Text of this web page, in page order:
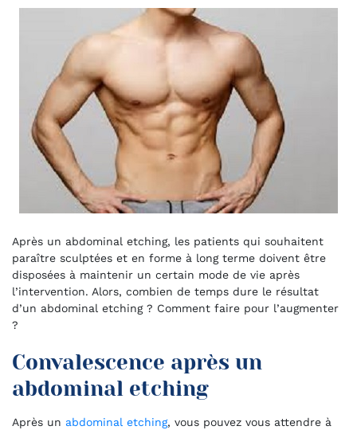
Après un abdominal etching, les patients qui souhaitent
paraître sculptées et en forme à long terme doivent être
disposées à maintenir un certain mode de vie après
l’intervention. Alors, combien de temps dure le résultat
d’un abdominal etching ? Comment faire pour l’augmenter
?
Convalescence après un
abdominal etching
Après un abdominal etching, vous pouvez vous attendre à